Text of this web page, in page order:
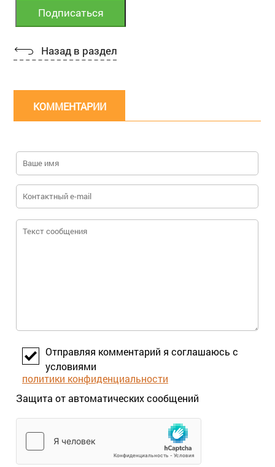
Назад в раздел
КОММЕНТАРИИ
Отправляя комментарий я соглашаюсь с
условиями
политики конфиденциальности
Защита от автоматических сообщений